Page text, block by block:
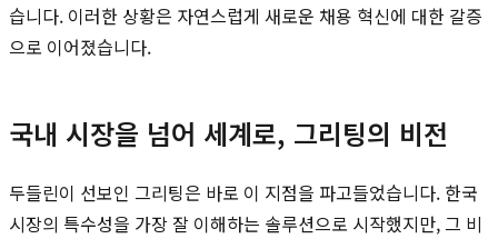
습니다. 이러한 상황은 자연스럽게 새로운 채용 혁신에 대한 갈증
으로 이어졌습니다.
국내 시장을 넘어 세계로, 그리팅의 비전
두들린이 선보인 그리팅은 바로 이 지점을 파고들었습니다. 한국
시장의 특수성을 가장 잘 이해하는 솔루션으로 시작했지만, 그 비